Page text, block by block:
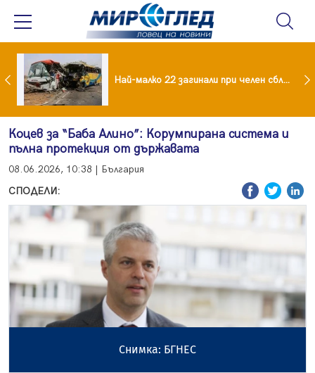
споразумение със САЩ , но без компромиси Най-малко 22 загинали при челен сблъсък между два автобуса
Коцев за “Баба Алино”: Корумпирана система и
пълна протекция от държавата
08.06.2026, 10:38 | България
СПОДЕЛИ:
Снимка: БГНЕС